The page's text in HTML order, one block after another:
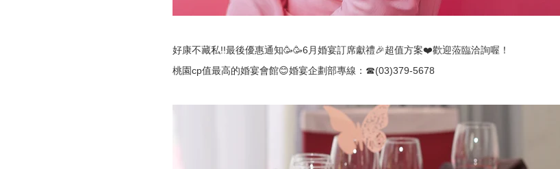
好康不藏私!!最後優惠通知🥳🥳6月婚宴訂席獻禮🎉超值方案❤️歡迎蒞臨洽詢喔！
桃園cp值最高的婚宴會館😊婚宴企劃部專線：☎(03)379-5678